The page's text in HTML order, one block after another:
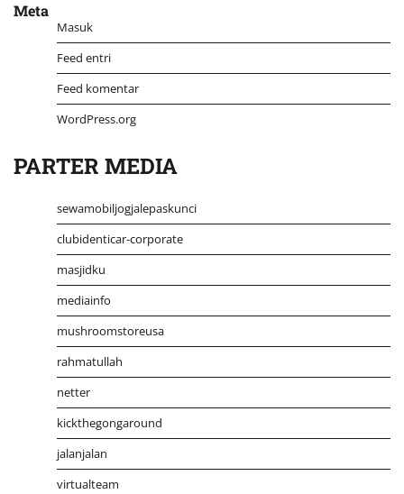
Meta
Masuk
Feed entri
Feed komentar
WordPress.org
PARTER MEDIA
sewamobiljogjalepaskunci
clubidenticar-corporate
masjidku
mediainfo
mushroomstoreusa
rahmatullah
netter
kickthegongaround
jalanjalan
virtualteam